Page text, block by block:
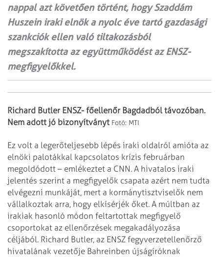
nappal azt követően történt, hogy Szaddám
Huszein iraki elnök a nyolc éve tartó gazdasági
szankciók ellen való tiltakozásból
megszakította az együttműködést az ENSZ-
megfigyelőkkel.
Richard Butler ENSZ- főellenőr Bagdadból távozóban.
Nem adott jó bizonyítványt Fotó: MTI
Ez volt a legerőteljesebb lépés iraki oldalról amióta az
elnöki palotákkal kapcsolatos krízis februárban
megoldódott – emlékeztet a CNN. A hivatalos iraki
jelentés szerint a megfigyelők csapata azért nem tudta
elvégezni munkáját, mert a kormánytisztviselők nem
vállalkoztak arra, hogy elkísérjék őket. A múltban az
irakiak hasonló módon feltartottak megfigyelő
csoportokat az ellenőrzések megakadályozása
céljából. Richard Butler, az ENSZ fegyverzetellenőrző
hivatalának vezetője Bahreinben újságíróknak